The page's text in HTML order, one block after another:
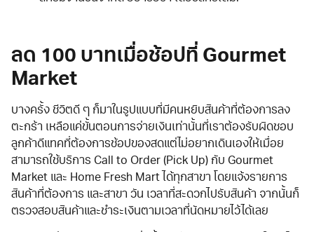
ลด 100 บาทเมื่อช้อปที่ Gourmet
Market
บางครั้ง ชีวิตดี ๆ ก็มาในรูปแบบที่มีคนหยิบสินค้าที่ต้องการลง
ตะกร้า เหลือแค่ขั้นตอนการจ่ายเงินเท่านั้นที่เราต้องรับผิดชอบ
ลูกค้าดีแทคที่ต้องการช้อปของสดแต่ไม่อยากเดินเองให้เมื่อย
สามารถใช้บริการ Call to Order (Pick Up) กับ Gourmet
Market และ Home Fresh Mart ได้ทุกสาขา โดยแจ้งรายการ
สินค้าที่ต้องการ และสาขา วัน เวลาที่สะดวกไปรับสินค้า จากนั้นก็
ตรวจสอบสินค้าและชำระเงินตามเวลาที่นัดหมายไว้ได้เลย